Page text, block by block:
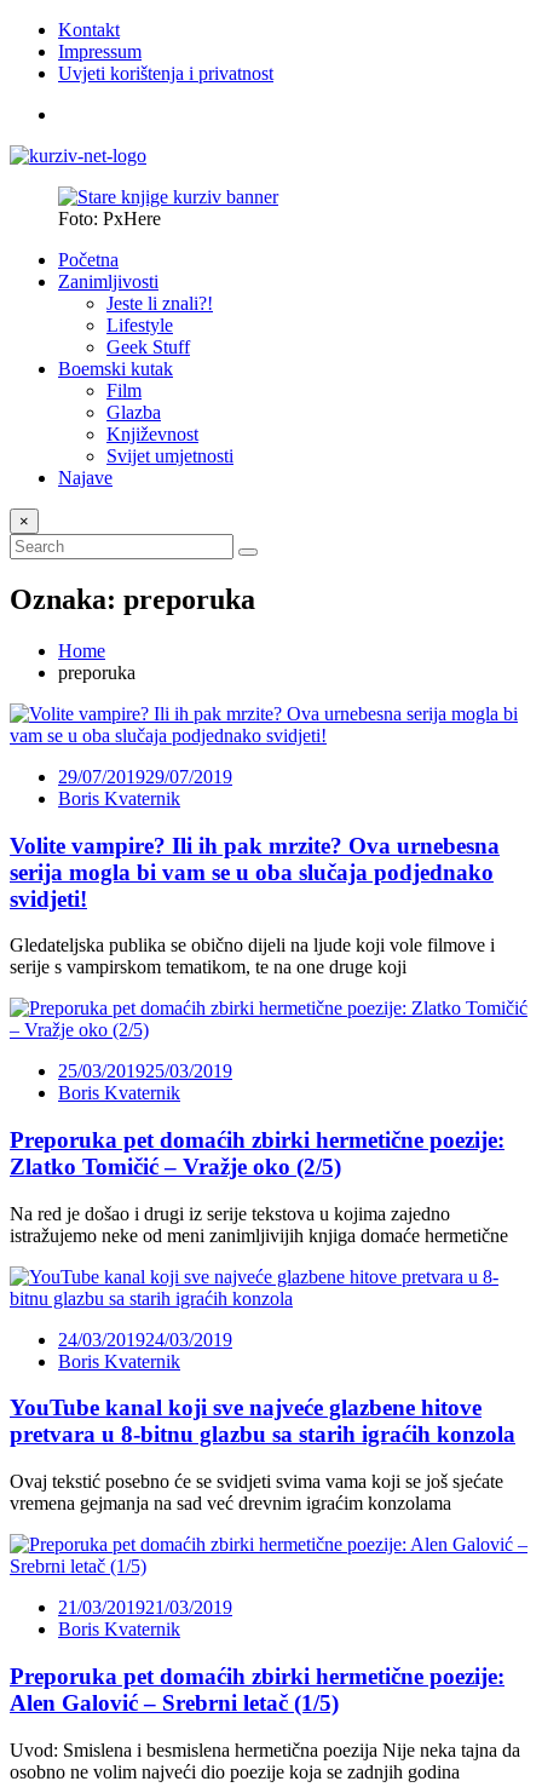
Kontakt
Impressum
Uvjeti korištenja i privatnost
Foto: PxHere
Početna
Zanimljivosti
Jeste li znali?!
Lifestyle
Geek Stuff
Boemski kutak
Film
Glazba
Književnost
Svijet umjetnosti
Najave
×
Oznaka: preporuka
Home
preporuka
29/07/201929/07/2019
Boris Kvaternik
Volite vampire? Ili ih pak mrzite? Ova urnebesna
serija mogla bi vam se u oba slučaja podjednako
svidjeti!
Gledateljska publika se obično dijeli na ljude koji vole filmove i
serije s vampirskom tematikom, te na one druge koji
25/03/201925/03/2019
Boris Kvaternik
Preporuka pet domaćih zbirki hermetične poezije:
Zlatko Tomičić – Vražje oko (2/5)
Na red je došao i drugi iz serije tekstova u kojima zajedno
istražujemo neke od meni zanimljivijih knjiga domaće hermetične
24/03/201924/03/2019
Boris Kvaternik
YouTube kanal koji sve najveće glazbene hitove
pretvara u 8-bitnu glazbu sa starih igraćih konzola
Ovaj tekstić posebno će se svidjeti svima vama koji se još sjećate
vremena gejmanja na sad već drevnim igraćim konzolama
21/03/201921/03/2019
Boris Kvaternik
Preporuka pet domaćih zbirki hermetične poezije:
Alen Galović – Srebrni letač (1/5)
Uvod: Smislena i besmislena hermetična poezija Nije neka tajna da
osobno ne volim najveći dio poezije koja se zadnjih godina